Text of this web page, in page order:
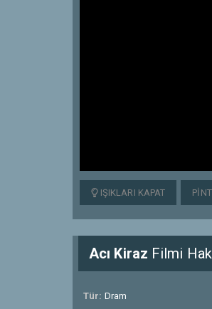
IŞIKLARI KAPAT
Acı Kiraz Filmi
Tür: Dram